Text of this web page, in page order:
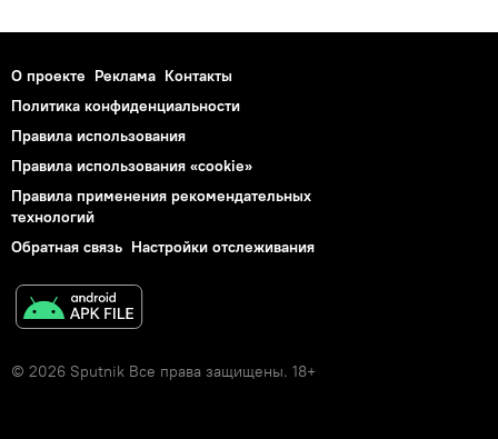
О проекте Реклама Контакты
Политика конфиденциальности
Правила использования
Правила использования «cookie»
Правила применения рекомендательных
технологий
Обратная связь Настройки отслеживания
© 2026 Sputnik Все права защищены. 18+